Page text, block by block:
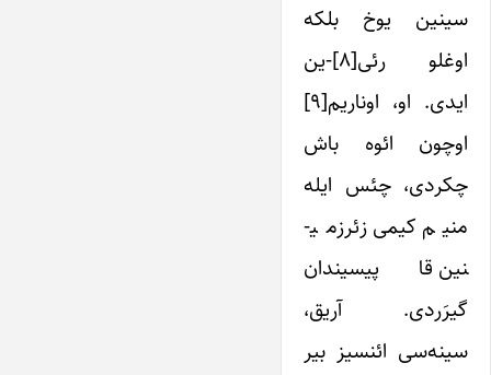
سی­نین یوخ بلکه
اوغلو رئی[۸]-ین
ایدی. او، اوناریم[۹]
اوچون ائوه باش
چکردی، چئس ایله
منیم کیمی زئرزمی­
نین قاپیسیندان
گیرَردی. آریق،
سینه‌سی ائنسیز بیر